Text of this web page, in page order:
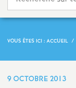
VOUS ÊTES ICI : ACCUEIL
9 OCTOBRE 2013